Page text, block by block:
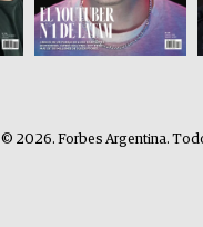
© 2026. Forbes Argentina.